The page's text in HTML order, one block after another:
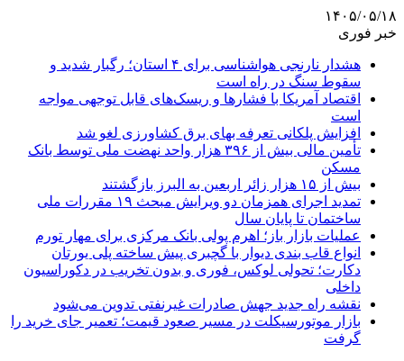
۱۴۰۵/۰۵/۱۸
خبر فوری
هشدار نارنجی هواشناسی برای ۴ استان؛ رگبار شدید و
سقوط سنگ در راه است
اقتصاد آمریکا با فشارها و ریسک‌های قابل توجهی مواجه
است
افزایش پلکانی تعرفه بهای برق کشاورزی لغو شد
تأمین مالی بیش از ۳۹۶ هزار واحد نهضت ملی توسط بانک
مسکن
بیش از ۱۵ هزار زائر اربعین به البرز بازگشتند
تمدید اجرای همزمان دو ویرایش مبحث ۱۹ مقررات ملی
ساختمان تا پایان سال
عملیات بازار باز؛ اهرم پولی بانک مرکزی برای مهار تورم
انواع قاب بندی دیوار با گچبری پیش ساخته پلی یورتان
دکارت؛ تحولی لوکس، فوری و بدون تخریب در دکوراسیون
داخلی
نقشه راه جدید جهش صادرات غیرنفتی تدوین می‌شود
بازار موتورسیکلت در مسیر صعود قیمت؛ تعمیر جای خرید را
گرفت